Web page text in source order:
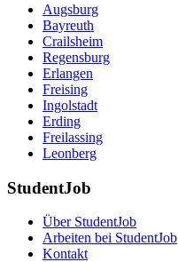
Augsburg
Bayreuth
Crailsheim
Regensburg
Erlangen
Freising
Ingolstadt
Erding
Freilassing
Leonberg
StudentJob
Über StudentJob
Arbeiten bei StudentJob
Kontakt